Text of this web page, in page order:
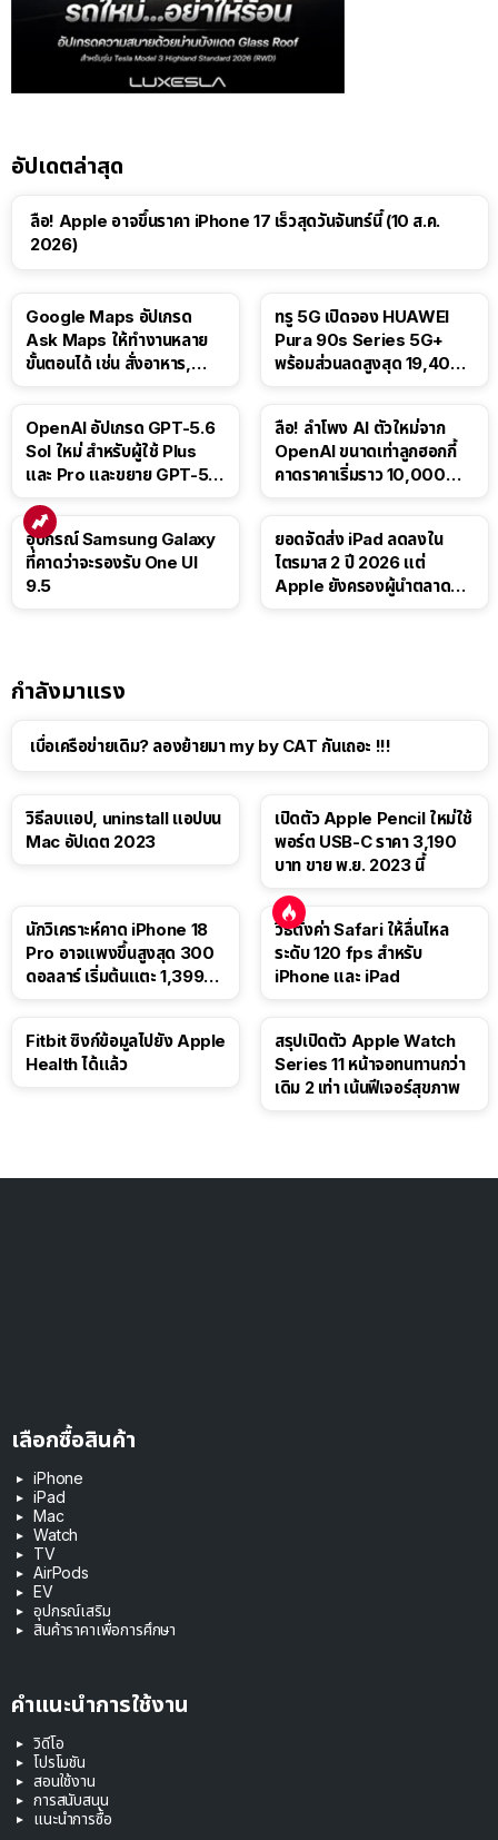
อัปเดตล่าสุด
ลือ! Apple อาจขึ้นราคา iPhone 17 เร็วสุดวันจันทร์นี้ (10 ส.ค.
2026)
Google Maps อัปเกรด
Ask Maps ให้ทำงานหลาย
ขั้นตอนได้ เช่น สั่งอาหาร,
ทรู 5G เปิดจอง HUAWEI
Pura 90s Series 5G+
พร้อมส่วนลดสูงสุด 19,400
OpenAI อัปเกรด GPT-5.6
Sol ใหม่ สำหรับผู้ใช้ Plus
และ Pro และขยาย GPT-5.6
ลือ! ลำโพง AI ตัวใหม่จาก
OpenAI ขนาดเท่าลูกฮอกกี้
คาดราคาเริ่มราว 10,000
อุปกรณ์ Samsung Galaxy
ที่คาดว่าจะรองรับ One UI
9.5
ยอดจัดส่ง iPad ลดลงใน
ไตรมาส 2 ปี 2026 แต่
Apple ยังครองผู้นำตลาด
กำลังมาแรง
เบื่อเครือข่ายเดิม? ลองย้ายมา my by CAT กันเถอะ !!!
วิธีลบแอป, uninstall แอปบน
Mac อัปเดต 2023
เปิดตัว Apple Pencil ใหม่ใช้
พอร์ต USB-C ราคา 3,190
บาท ขาย พ.ย. 2023 นี้
นักวิเคราะห์คาด iPhone 18
Pro อาจแพงขึ้นสูงสุด 300
ดอลลาร์ เริ่มต้นแตะ 1,399
วิธีตั้งค่า Safari ให้ลื่นไหล
ระดับ 120 fps สำหรับ
iPhone และ iPad
Fitbit ซิงก์ข้อมูลไปยัง Apple
Health ได้แล้ว
สรุปเปิดตัว Apple Watch
Series 11 หน้าจอทนทานกว่า
เดิม 2 เท่า เน้นฟีเจอร์สุขภาพ
เลือกซื้อสินค้า
iPhone
iPad
Mac
Watch
TV
AirPods
EV
อุปกรณ์เสริม
สินค้าราคาเพื่อการศึกษา
คำแนะนำการใช้งาน
วิดีโอ
โปรโมชัน
สอนใช้งาน
การสนับสนุน
แนะนำการซื้อ